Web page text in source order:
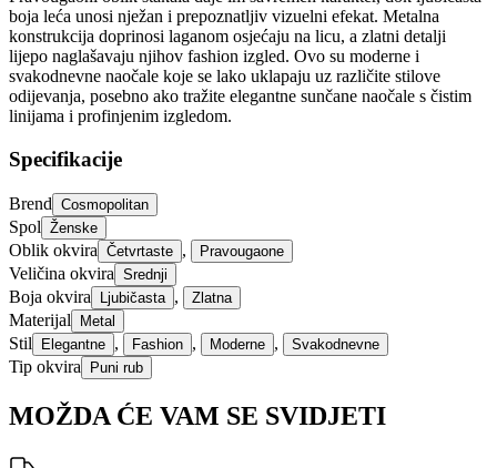
boja leća unosi nježan i prepoznatljiv vizuelni efekat. Metalna
konstrukcija doprinosi laganom osjećaju na licu, a zlatni detalji
lijepo naglašavaju njihov fashion izgled. Ovo su moderne i
svakodnevne naočale koje se lako uklapaju uz različite stilove
odijevanja, posebno ako tražite elegantne sunčane naočale s čistim
linijama i profinjenim izgledom.
Specifikacije
Brend Cosmopolitan
Spol Ženske
Oblik okvira Četvrtaste , Pravougaone
Veličina okvira Srednji
Boja okvira Ljubičasta , Zlatna
Materijal Metal
Stil Elegantne , Fashion , Moderne , Svakodnevne
Tip okvira Puni rub
MOŽDA ĆE VAM SE SVIDJETI